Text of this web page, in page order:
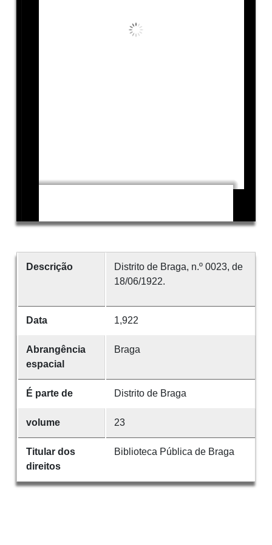
Descrição
Distrito de Braga, n.º 0023, de
18/06/1922.
Data 1,922
Abrangência
espacial
Braga
É parte de Distrito de Braga
volume 23
Titular dos
direitos
Biblioteca Pública de Braga